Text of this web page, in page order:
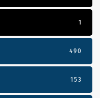
1
490
153